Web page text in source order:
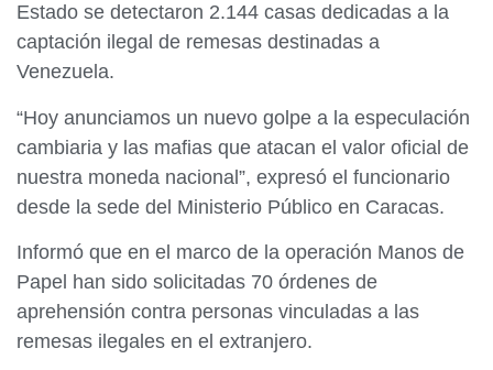
Estado se detectaron 2.144 casas dedicadas a la
captación ilegal de remesas destinadas a
Venezuela.
“Hoy anunciamos un nuevo golpe a la especulación
cambiaria y las mafias que atacan el valor oficial de
nuestra moneda nacional”, expresó el funcionario
desde la sede del Ministerio Público en Caracas.
Informó que en el marco de la operación Manos de
Papel han sido solicitadas 70 órdenes de
aprehensión contra personas vinculadas a las
remesas ilegales en el extranjero.